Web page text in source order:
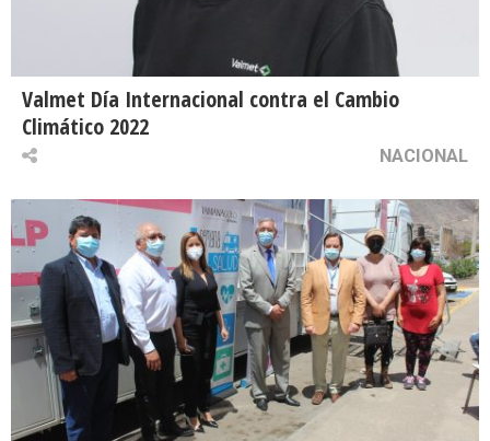
Valmet Día Internacional contra el Cambio
Climático 2022
NACIONAL